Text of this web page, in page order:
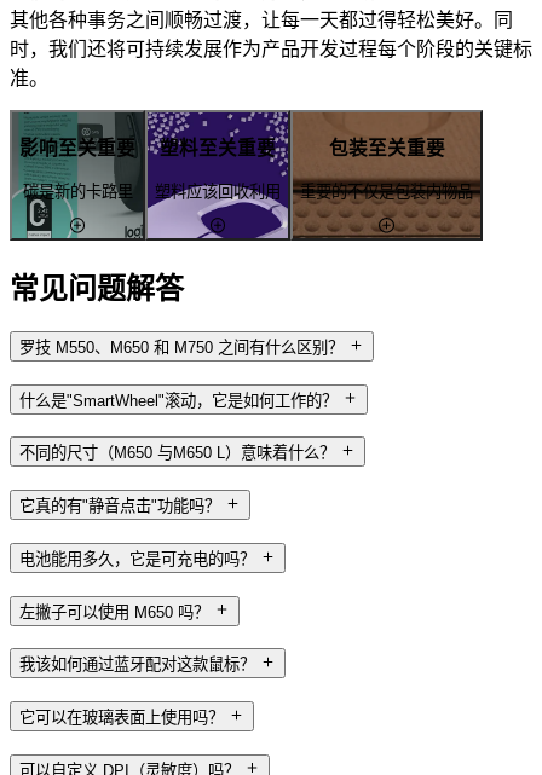
其他各种事务之间顺畅过渡，让每一天都过得轻松美好。同
时，我们还将可持续发展作为产品开发过程每个阶段的关键标
准。
影响至关重要
碳是新的卡路里
塑料至关重要
塑料应该回收利用
包装至关重要
重要的不仅是包装内物品
常见问题解答
罗技 M550、M650 和 M750 之间有什么区别？
什么是"SmartWheel"滚动，它是如何工作的？
不同的尺寸（M650 与M650 L）意味着什么？
它真的有"静音点击"功能吗？
电池能用多久，它是可充电的吗？
左撇子可以使用 M650 吗？
我该如何通过蓝牙配对这款鼠标？
它可以在玻璃表面上使用吗？
可以自定义 DPI（灵敏度）吗？